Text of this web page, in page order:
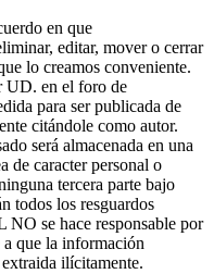
en que
editar, mover o cerrar
lo creamos conveniente.
UD. en el foro de
para ser publicada de
citándole como autor.
será almacenada en una
de caracter personal o
tercera parte bajo
todos los resguardos
se hace responsable por
que la información
extraida ilícitamente.